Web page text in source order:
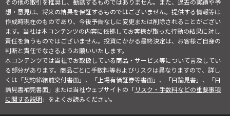
その他の取引を推奨し、勧誘するものではありません。また、過去の実績や予
想・意見は、将来の結果を保証するものではございません。提供する情報等は
作成時現在のものであり、今後予告なしに変更または削除されることがござい
ます。当社は本コンテンツの内容に依拠してお客様が取った行動の結果に対し
責任を負うものではございません。投資にかかる最終決定は、お客様ご自身の
判断と責任でなさるようお願いいたします。
本コンテンツでは当社でお取扱している商品・サービス等について言及してい
る部分があります。商品ごとに手数料等およびリスクは異なりますので、詳し
くは「契約締結前交付書面」、「上場有価証券等書面」、「目論見書」、「目
論見書補完書面」または当社ウェブサイトの「リスク・手数料などの重要事項
に関する説明」をよくお読みください。